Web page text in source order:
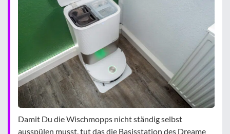
Damit Du die Wischmopps nicht ständig selbst
ausspülen musst, tut das die Basisstation des Dreame